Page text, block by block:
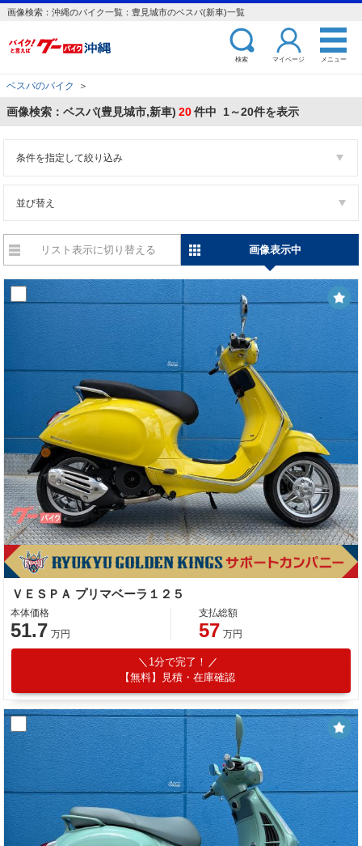
画像検索：沖縄のバイク一覧：豊見城市のベスパ(新車)一覧
検索 マイページ メニュー
ベスパのバイク ＞
画像検索：ベスパ(豊見城市,新車) 20件中 1～20件を表示
条件を指定して絞り込み
並び替え
リスト表示に切り替える 画像表示中
ＶＥＳＰＡ プリマベーラ１２５
本体価格
51.7 万円
支払総額
57 万円
1分で完了！
【無料】見積・在庫確認